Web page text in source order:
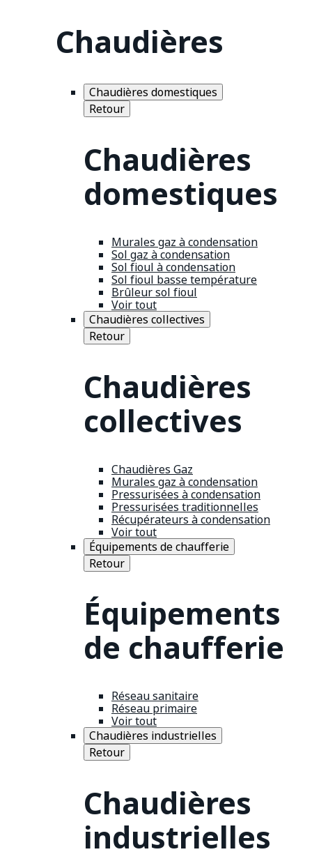
Chaudières
Chaudières domestiques
Retour
Chaudières
domestiques
Murales gaz à condensation
Sol gaz à condensation
Sol fioul à condensation
Sol fioul basse température
Brûleur sol fioul
Voir tout
Chaudières collectives
Retour
Chaudières
collectives
Chaudières Gaz
Murales gaz à condensation
Pressurisées à condensation
Pressurisées traditionnelles
Récupérateurs à condensation
Voir tout
Équipements de chaufferie
Retour
Équipements
de chaufferie
Réseau sanitaire
Réseau primaire
Voir tout
Chaudières industrielles
Retour
Chaudières
industrielles